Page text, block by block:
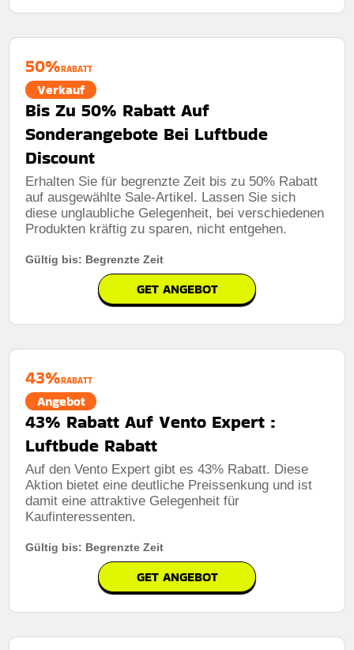
50%RABATT
Verkauf
Bis Zu 50% Rabatt Auf
Sonderangebote Bei Luftbude
Discount
Erhalten Sie für begrenzte Zeit bis zu 50% Rabatt
auf ausgewählte Sale-Artikel. Lassen Sie sich
diese unglaubliche Gelegenheit, bei verschiedenen
Produkten kräftig zu sparen, nicht entgehen.
Gültig bis: Begrenzte Zeit
GET ANGEBOT
43%RABATT
Angebot
43% Rabatt Auf Vento Expert :
Luftbude Rabatt
Auf den Vento Expert gibt es 43% Rabatt. Diese
Aktion bietet eine deutliche Preissenkung und ist
damit eine attraktive Gelegenheit für
Kaufinteressenten.
Gültig bis: Begrenzte Zeit
GET ANGEBOT